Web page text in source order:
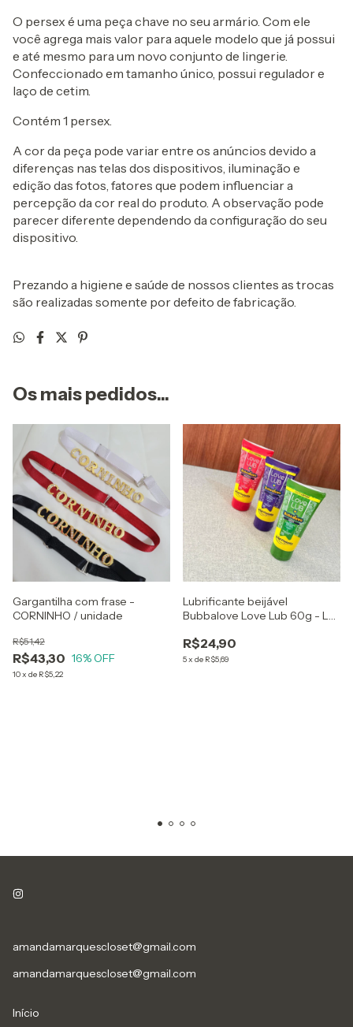
O persex é uma peça chave no seu armário. Com ele
você agrega mais valor para aquele modelo que já possui
e até mesmo para um novo conjunto de lingerie.
Confeccionado em tamanho único, possui regulador e
laço de cetim.
Contém 1 persex.
A cor da peça pode variar entre os anúncios devido a
diferenças nas telas dos dispositivos, iluminação e
edição das fotos, fatores que podem influenciar a
percepção da cor real do produto. A observação pode
parecer diferente dependendo da configuração do seu
dispositivo.
Prezando a higiene e saúde de nossos clientes as trocas
são realizadas somente por defeito de fabricação.
Os mais pedidos...
Gargantilha com frase -
CORNINHO / unidade
R$43,30
R$51,42
16% OFF
10x de R$5,22
Lubrificante beijável
Bubbalove Love Lub 60g - La
Validade:2028
R$24,90
5x de R$5,69
amandamarquescloset@gmail.com
amandamarquescloset@gmail.com
Início